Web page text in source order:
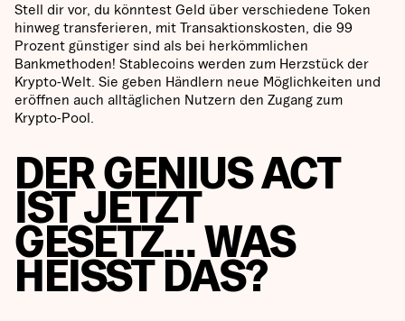
Stell dir vor, du könntest Geld über verschiedene Token
hinweg transferieren, mit Transaktionskosten, die 99
Prozent günstiger sind als bei herkömmlichen
Bankmethoden! Stablecoins werden zum Herzstück der
Krypto-Welt. Sie geben Händlern neue Möglichkeiten und
eröffnen auch alltäglichen Nutzern den Zugang zum
Krypto-Pool.
DER GENIUS ACT
IST JETZT
GESETZ… WAS
HEISST DAS?